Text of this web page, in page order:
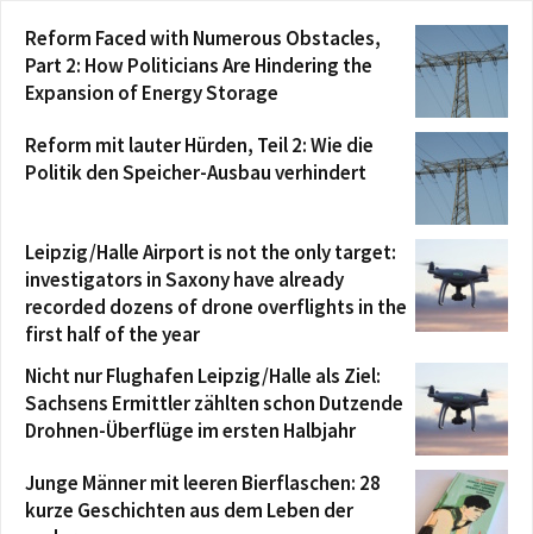
Reform Faced with Numerous Obstacles,
Part 2: How Politicians Are Hindering the
Expansion of Energy Storage
Reform mit lauter Hürden, Teil 2: Wie die
Politik den Speicher-Ausbau verhindert
Leipzig/Halle Airport is not the only target:
investigators in Saxony have already
recorded dozens of drone overflights in the
first half of the year
Nicht nur Flughafen Leipzig/Halle als Ziel:
Sachsens Ermittler zählten schon Dutzende
Drohnen-Überflüge im ersten Halbjahr
Junge Männer mit leeren Bierflaschen: 28
kurze Geschichten aus dem Leben der